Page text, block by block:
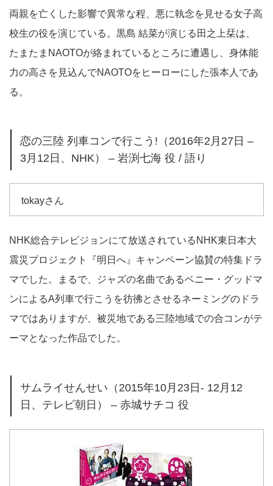
両親を亡くした影響で異常な程、悪に執念を見せる女子高
校生の役を演じている。黒島 結菜が演じる田之上栞は、
たまたまNAOTOが絡まれているところに遭遇し、身体能
力の高さを見込んでNAOTOをヒーローにした張本人であ
る。
恋の三陸 列車コンで行こう!（2016年2月27日 –
3月12日、NHK） – 岩渕七海 役 / 語り
tokayさん
NHK総合テレビジョンにて放送されているNHK東日本大
震災プロジェクト『明日へ』キャンペーン協賛の特集ドラ
マでした。まるで、ジャズの名曲であるベニー・グッドマ
ンによるA列車で行こうを彷彿とさせるネーミングのドラ
マではありますが、被災地である三陸地域での合コンがテ
ーマとなった作品でした。
サムライせんせい（2015年10月23日- 12月12
日、テレビ朝日） – 赤城サチコ 役